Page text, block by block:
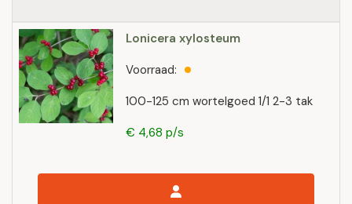
Lonicera xylosteum
100-125 cm wortelgoed 1/1 2-3 tak
Voorraad:
€ 4,68 p/s